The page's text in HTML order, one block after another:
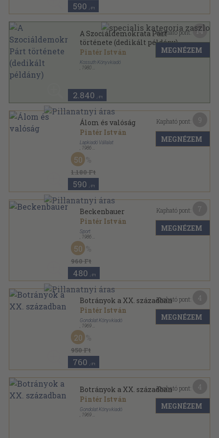
590 ,-Ft
A Szociáldemokrata Párt
története (dedikált példány)
Pintér István
Kossuth Könyvkiadó
1980
2.840 ,-Ft
Kapható pont: 14
MEGNÉZEM
Álom és valóság
Pintér István
Lapkiadó Vállalat
1986
Ragasztott papírkötés
1.180 Ft
50
590 ,-Ft
Kapható pont:
MEGNÉZEM
Beckenbauer
Pintér István
Sport
1986
Ragasztott papírkötés
960 Ft
50
480 ,-Ft
Kapható pont:
MEGNÉZEM
Botrányok a XX. században
Pintér István
Gondolat Könyvkiadó
1969
Könyvkötői vászonkötés
950 Ft
20
760 ,-Ft
Kapható pont:
MEGNÉZEM
Botrányok a XX. században
Pintér István
Gondolat Könyvkiadó
1969
Kapható pont:
MEGNÉZEM